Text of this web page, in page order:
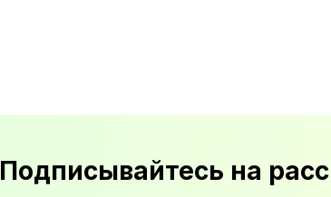
Подписывайтесь на